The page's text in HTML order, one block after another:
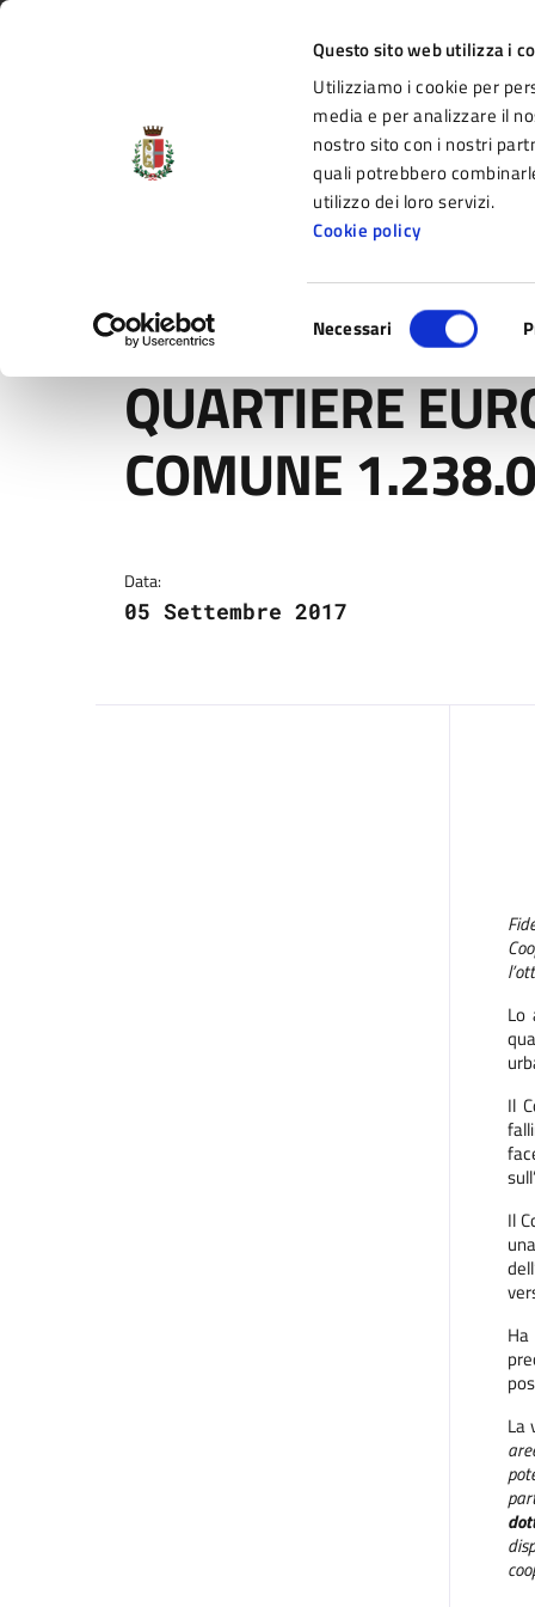
Questo sito web utilizza i
Utilizziamo i cookie per
media e per analizzare il
nostro sito con i nostri
quali potrebbero
utilizzo dei loro servizi.
Cookie policy
del
consenso
Necessari
Vai al contenuto principale
Vai alla navigazione del sito
Vai al piede di pagina
Comune di Fidenza
il portale di servizi e informazioni del
Novità
Home / Novità Comunicati / QUARTIERE EUROPA,
QUARTIERE
COMUNE
Data:
05 Settembre 2017
Lo
Il
Il
La